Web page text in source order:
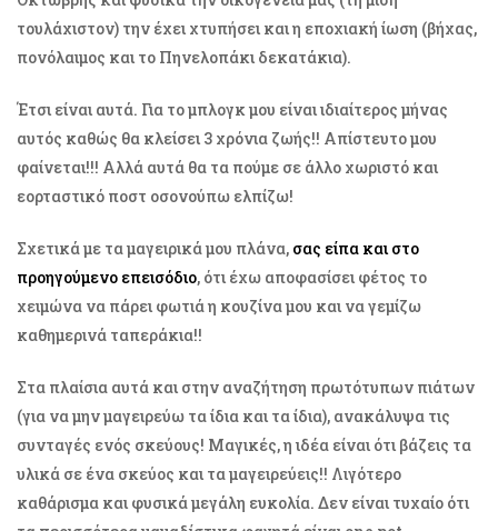
τουλάχιστον) την έχει χτυπήσει και η εποχιακή ίωση (βήχας,
πονόλαιμος και το Πηνελοπάκι δεκατάκια).
Έτσι είναι αυτά. Για το μπλογκ μου είναι ιδιαίτερος μήνας
αυτός καθώς θα κλείσει 3 χρόνια ζωής!! Απίστευτο μου
φαίνεται!!! Αλλά αυτά θα τα πούμε σε άλλο χωριστό και
εορταστικό ποστ οσονούπω ελπίζω!
Σχετικά με τα μαγειρικά μου πλάνα, σας είπα και στο
προηγούμενο επεισόδιο, ότι έχω αποφασίσει φέτος το
χειμώνα να πάρει φωτιά η κουζίνα μου και να γεμίζω
καθημερινά ταπεράκια!!
Στα πλαίσια αυτά και στην αναζήτηση πρωτότυπων πιάτων
(για να μην μαγειρεύω τα ίδια και τα ίδια), ανακάλυψα τις
συνταγές ενός σκεύους! Μαγικές, η ιδέα είναι ότι βάζεις τα
υλικά σε ένα σκεύος και τα μαγειρεύεις!! Λιγότερο
καθάρισμα και φυσικά μεγάλη ευκολία. Δεν είναι τυχαίο ότι